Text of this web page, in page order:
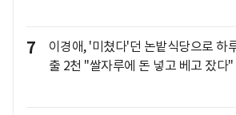
7
이경애, '미쳤다'던 논밭식당으로 하
출 2천 "쌀자루에 돈 넣고 베고 잤다"